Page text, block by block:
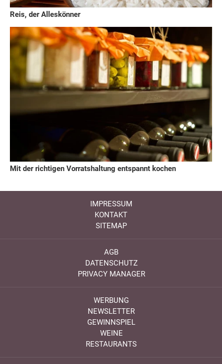
Reis, der Alleskönner
Mit der richtigen Vorratshaltung entspannt kochen
IMPRESSUM
KONTAKT
SITEMAP
AGB
DATENSCHUTZ
PRIVACY MANAGER
WERBUNG
NEWSLETTER
GEWINNSPIEL
WEINE
RESTAURANTS